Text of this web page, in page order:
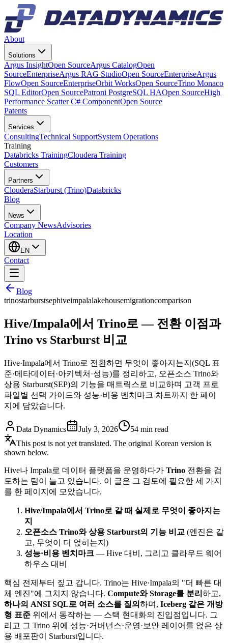
About
Solutions
Argus InsightOpen SourceArgus CatalogOpen
SourceEnterpriseArgus RAG StudioOpen SourceEnterpriseArgus
FlowOpen SourceEnterpriseOrbit WorksOpen SourceTrino Monaco
SQL EditorOpen SourcePatroni PostgreSQL HAOpen SourceHigh
Performance Scatter C# ComponentOpen Source
Patents
Services
ConsultingTechnical SupportSystem Operations
Training
Databricks TrainingCloudera Training
Customers
Partners
ClouderaStarburst (Trino)Databricks
Blog
News
Company NewsAdvisories
Location
EN
Contact
Blog
trinostarburstsephiveimpalalakehousemigrationcomparison
Hive/Impala에서 Trino로 — 전환 이점과
Trino vs Starburst 비교
Hive·Impala에서 Trino로 전환하면 무엇이 좋아지는지(SQL 표
준·메타데이터·아키텍처·성능)를 정리하고, 오픈소스 Trino와
상용 Starburst(SEP)의 기능을 매트릭스로 비교하며 고객 프로
파일별 선택 가이드와 성능·비용 벤치마크 차트까지 한 페이
지에 담았습니다.
Data Dynamics July 3, 2026 54 min read
This post is not yet translated. The original Korean version is
shown below.
Hive나 Impala로 데이터 플랫폼을 운영하다가 Trino 전환을 검
토하는 팀이 늘고 있습니다. 이 글은 그 검토에 필요한 세 가지
를 한 페이지에 모았습니다.
Hive/Impala에서 Trino로 갈 때 실제로 무엇이 좋아지는
지
오픈소스 Trino와 상용 Starburst의 기능 비교 (엔진은 같
고, 무엇이 더 얹히는지)
성능·비용 벤치마크 — Hive 대비, 그리고 클라우드 웨어
하우스 대비
핵심 전제부터 짚고 갑니다. Trino는 Hive·Impala의 "더 빠른 대
체 엔진"에 그치지 않습니다. Compute와 Storage를 분리 하고,
하나의 ANSI SQL로 여러 소스를 질의 하며, Iceberg 같은 개방
형 표준 위에서 동작하는 — 스택 현대화의 진입점입니다. 그
리고 그 Trino 위에 성능·거버넌스·운영·보안 레이어를 얹은 상
용 배포판이 Starburst입니다.